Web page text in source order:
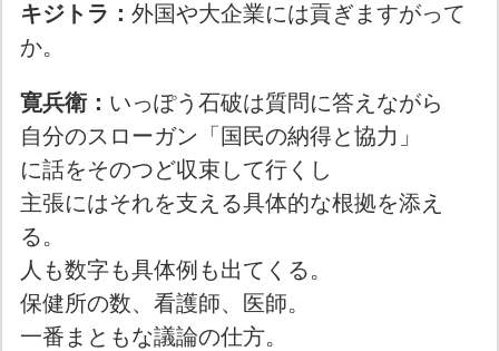
キジトラ：外国や大企業には貢ぎますがって
か。
寛兵衛： いっぽう石破は質問に答えながら
自分のスローガン「国民の納得と協力」
に話をそのつど収束して行くし
主張にはそれを支える具体的な根拠を添え
る。
人も数字も具体例も出てくる。
保健所の数、看護師、医師。
一番まともな議論の仕方。